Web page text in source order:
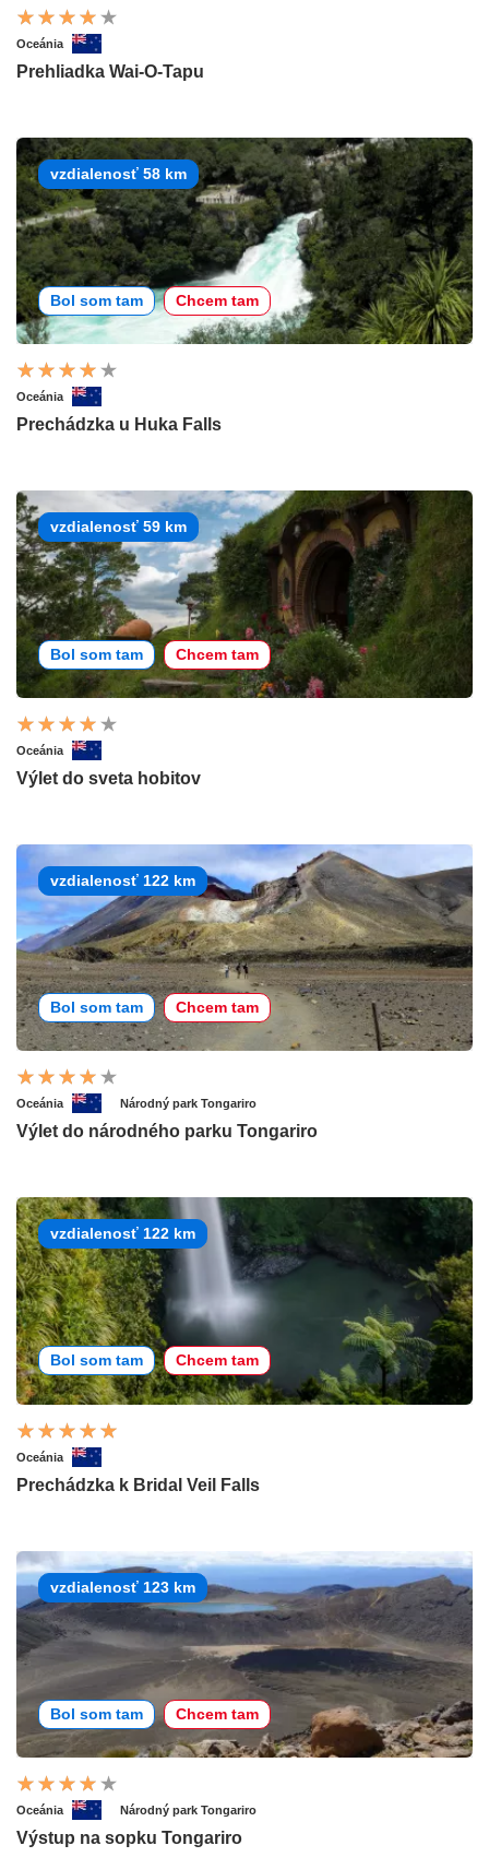
Oceánia
Prehliadka Wai-O-Tapu
vzdialenosť 58 km
Bol som tam Chcem tam
Oceánia
Prechádzka u Huka Falls
vzdialenosť 59 km
Bol som tam Chcem tam
Oceánia
Výlet do sveta hobitov
vzdialenosť 122 km
Bol som tam Chcem tam
Oceánia Národný park Tongariro
Výlet do národného parku Tongariro
vzdialenosť 122 km
Bol som tam Chcem tam
Oceánia
Prechádzka k Bridal Veil Falls
vzdialenosť 123 km
Bol som tam Chcem tam
Oceánia Národný park Tongariro
Výstup na sopku Tongariro